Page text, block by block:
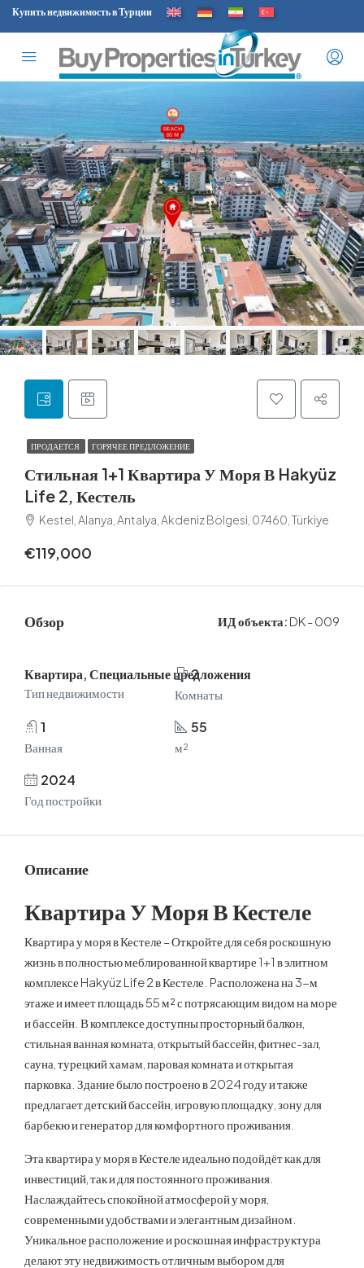
Купить недвижимость в Турции
ПРОДАЕТСЯ ГОРЯЧЕЕ ПРЕДЛОЖЕНИЕ
Стильная 1+1 Квартира У Моря В Hakyüz
Life 2, Кестель
Kestel, Alanya, Antalya, Akdeniz Bölgesi, 07460, Türkiye
€119,000
Обзор ИД объекта: DK - 009
Квартира, Специальные предложения
Тип недвижимости
2
Комнаты
1
Ванная
55
м²
2024
Год постройки
Описание
Квартира У Моря В Кестеле
Квартира у моря в Кестеле – Откройте для себя роскошную
жизнь в полностью меблированной квартире 1+1 в элитном
комплексе Hakyüz Life 2 в Кестеле. Pасположена на 3-м
этаже и имеет площадь 55 м² с потрясающим видом на море
и бассейн. В комплексе доступны просторный балкон,
стильная ванная комната, открытый бассейн, фитнес-зал,
сауна, турецкий хамам, паровая комната и открытая
парковка. Здание было построено в 2024 году и также
предлагает детский бассейн, игровую площадку, зону для
барбекю и генератор для комфортного проживания.
Эта квартира у моря в Кестеле идеально подойдёт как для
инвестиций, так и для постоянного проживания.
Наслаждайтесь спокойной атмосферой у моря,
современными удобствами и элегантным дизайном.
Уникальное расположение и роскошная инфраструктура
делают эту недвижимость отличным выбором для